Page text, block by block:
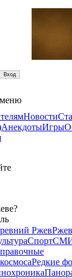
меню
Новости
АнекдотыИгры
Ржев
Спорт
Редкие